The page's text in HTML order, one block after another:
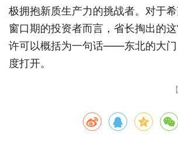
极拥抱新质生产力的挑战者。对于
窗口期的投资者而言，省长掏出的
许可以概括为一句话——东北的大门
度打开。